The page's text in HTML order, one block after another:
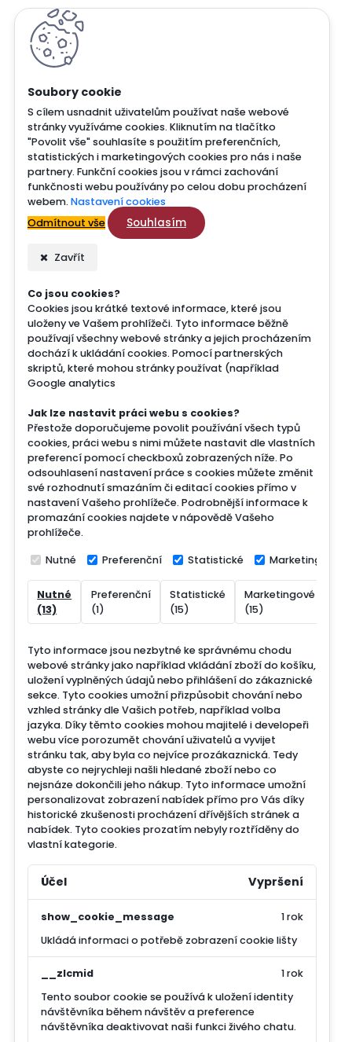
S cílem usnadnit uživatelům používat naše webové
stránky využíváme cookies. Kliknutím na tlačítko
"Povolit vše" souhlasíte s použitím preferenčních,
statistických i marketingových cookies pro nás i naše
partnery. Funkční cookies jsou v rámci zachování
funkčnosti webu používány po celou dobu procházení
webem. Nastavení cookies
Odmítnout vše
Souhlasím
Zavřít
Co jsou cookies?
Cookies jsou krátké textové informace, které jsou
uloženy ve Vašem prohlížeči. Tyto informace běžně
používají všechny webové stránky a jejich procházením
dochází k ukládání cookies. Pomocí partnerských
skriptů, které mohou stránky používat (například
Google analytics
Jak lze nastavit práci webu s cookies?
Přestože doporučujeme povolit používání všech typů
cookies, práci webu s nimi můžete nastavit dle vlastních
preferencí pomocí checkboxů zobrazených níže. Po
odsouhlasení nastavení práce s cookies můžete změnit
své rozhodnutí smazáním či editací cookies přímo v
nastavení Vašeho prohlížeče. Podrobnější informace k
promazání cookies najdete v nápovědě Vašeho
prohlížeče.
Nutné Preferenční Statistické Marketingové
Nutné
(13)
Preferenční
(1)
Statistické
(15)
Marketingové
(15)
Tyto informace jsou nezbytné ke správnému chodu
webové stránky jako například vkládání zboží do košíku,
uložení vyplněných údajů nebo přihlášení do zákaznické
sekce. Tyto cookies umožní přizpůsobit chování nebo
vzhled stránky dle Vašich potřeb, například volba
jazyka. Díky těmto cookies mohou majitelé i developeři
webu více porozumět chování uživatelů a vyvijet
stránku tak, aby byla co nejvíce prozákaznická. Tedy
abyste co nejrychleji našli hledané zboží nebo co
nejsnáze dokončili jeho nákup. Tyto informace umožní
personalizovat zobrazení nabídek přímo pro Vás díky
historické zkušenosti procházení dřívějších stránek a
nabídek. Tyto cookies prozatím nebyly roztříděny do
vlastní kategorie.
Účel Vypršení
show_cookie_message
Ukládá informaci o potřebě zobrazení cookie lišty
1 rok
__zlcmid
Tento soubor cookie se používá k uložení identity
návštěvníka během návštěv a preference
návštěvníka deaktivovat naši funkci živého chatu.
1 rok